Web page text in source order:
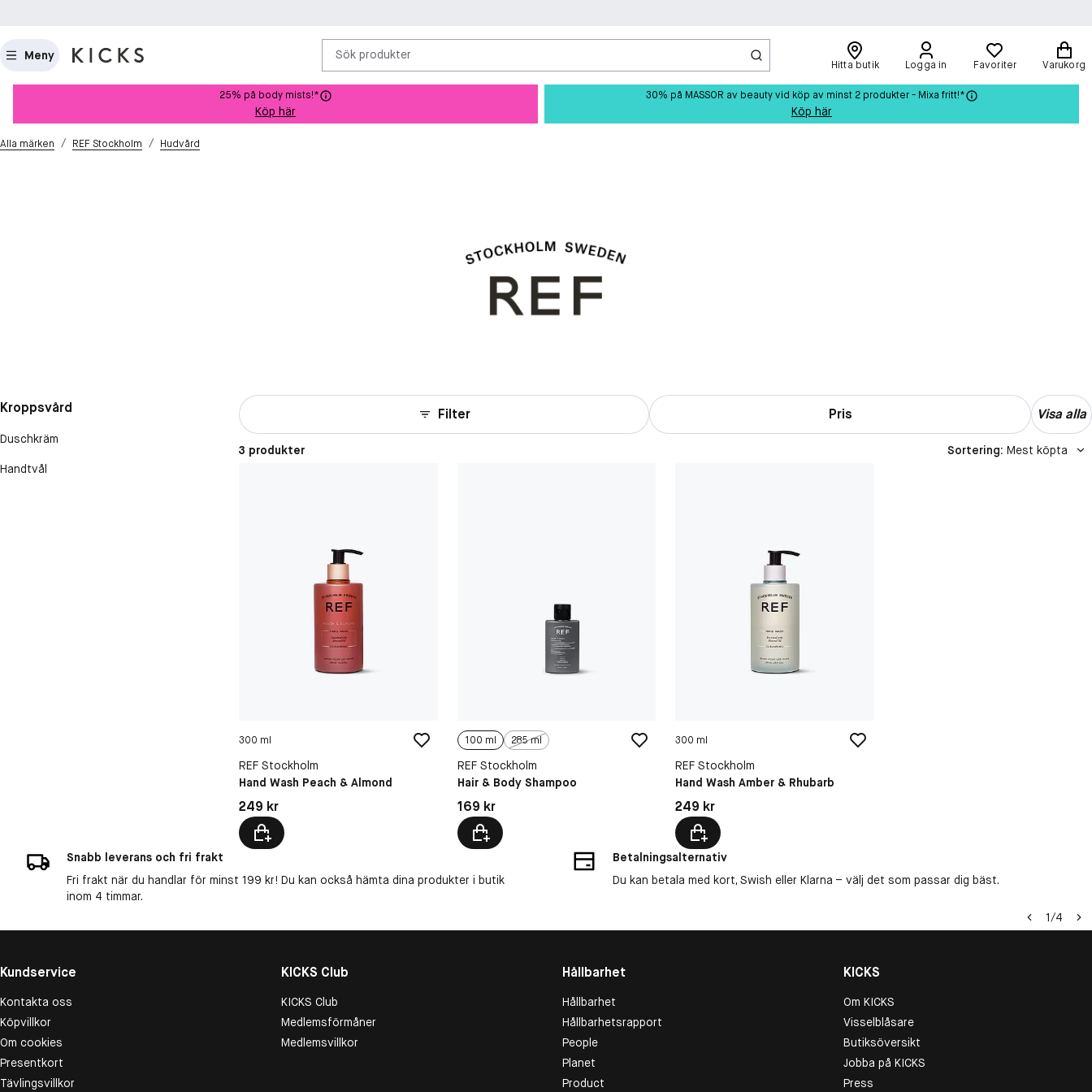
Meny Sök produkter
Hitta butik Logga in Favoriter Varukorg
25% på body mists!*
Köp här
30% på MASSOR av beauty vid köp av minst 2 produkter - Mixa fritt!*
Köp här
Alla märken / REF Stockholm / Hudvård
Kroppsvård
Duschkräm
Handtvål
Filter Pris Visa alla
3 produkter Sortering: Mest köpta
300 ml
REF Stockholm
Hand Wash Peach & Almond
Pris: 249 kr
249 kr
100 ml 285 ml
REF Stockholm
Hair & Body Shampoo
Pris: 169 kr
169 kr
300 ml
REF Stockholm
Hand Wash Amber & Rhubarb
Pris: 249 kr
249 kr
Snabb leverans och fri frakt
Fri frakt när du handlar för minst 199 kr! Du kan också hämta dina produkter i butik
inom 4 timmar.
Betalningsalternativ
Du kan betala med kort, Swish eller Klarna – välj det som passar dig bäst.
1/4
Kundservice
Kontakta oss
Köpvillkor
Om cookies
Presentkort
Tävlingsvillkor
KICKS Club
KICKS Club
Medlemsförmåner
Medlemsvillkor
Hållbarhet
Hållbarhet
Hållbarhetsrapport
People
Planet
Product
KICKS
Om KICKS
Visselblåsare
Butiksöversikt
Jobba på KICKS
Press